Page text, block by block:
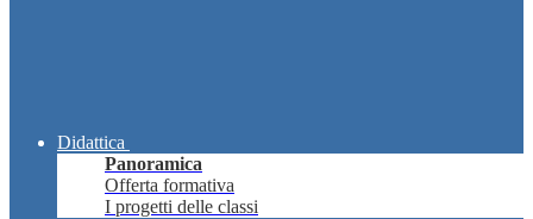
Didattica
Panoramica
Offerta formativa
I progetti delle classi